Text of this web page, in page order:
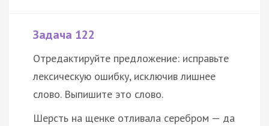
Задача 122
Отредактируйте предложение: исправьте
лексическую ошибку, исключив лишнее
слово. Выпишите это слово.
Шерсть на щенке отливала серебром — да